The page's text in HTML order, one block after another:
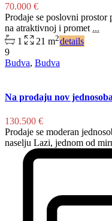
70.000 €
Prodaje se poslovni prostor
na atraktivnoj i promet ...
1
21 m2details
9
Budva, Budva
Na prodaju nov
130.500 €
Prodaje se moderan
naselju Lazi, jednom od